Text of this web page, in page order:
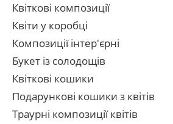
Квіткові композиції
Квіти у коробці
Композиції інтер'єрні
Букет із солодощів
Квіткові кошики
Подарункові кошики з квітів
Траурні композиції квітів